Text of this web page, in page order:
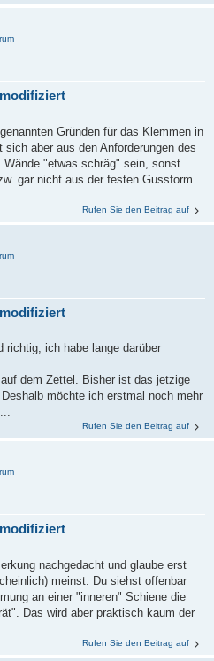
Gründen für das Klemmen in
aber aus den Anforderungen des
"etwas schräg" sein, sonst
gar nicht aus der festen Gussform
Rufen Sie den Beitrag auf
ich habe lange darüber
dem Zettel. Bisher ist das jetzige
möchte ich erstmal noch mehr
Rufen Sie den Beitrag auf
nachgedacht und glaube erst
meinst. Du siehst offenbar
an einer "inneren" Schiene die
Das wird aber praktisch kaum der
Rufen Sie den Beitrag auf